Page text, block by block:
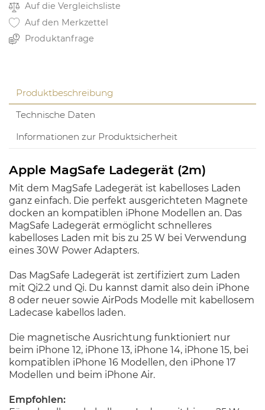
Auf die Vergleichsliste
Auf den Merkzettel
Produktanfrage
Produktbeschreibung
Technische Daten
Informationen zur Produktsicherheit
Apple MagSafe Ladegerät (2m)
Mit dem MagSafe Ladegerät ist kabelloses Laden
ganz einfach. Die perfekt ausgerichteten Magnete
docken an kompatiblen iPhone Modellen an. Das
MagSafe Ladegerät ermöglicht schnelleres
kabelloses Laden mit bis zu 25 W bei Verwendung
eines 30W Power Adapters.
Das MagSafe Ladegerät ist zertifiziert zum Laden
mit Qi2.2 und Qi. Du kannst damit also dein iPhone
8 oder neuer sowie AirPods Modelle mit kabellosem
Ladecase kabellos laden.
Die magnetische Ausrichtung funktioniert nur
beim iPhone 12, iPhone 13, iPhone 14, iPhone 15, bei
kompatiblen iPhone 16 Modellen, den iPhone 17
Modellen und beim iPhone Air.
Empfohlen: